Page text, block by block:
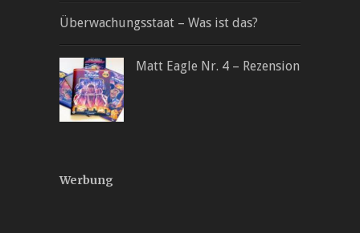
Überwachungsstaat – Was ist das?
Matt Eagle Nr. 4 – Rezension
Werbung